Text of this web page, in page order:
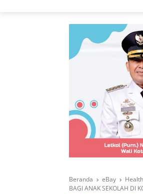
Beranda eBay
BAGI ANAK SEKOLAH DI